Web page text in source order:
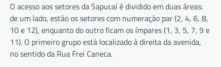
O acesso aos setores da Sapucaí é dividido em duas áreas:
de um lado, estão os setores com numeração par (2, 4, 6, 8,
10 e 12), enquanto do outro ficam os ímpares (1, 3, 5, 7, 9 e
11). O primeiro grupo está localizado à direita da avenida,
no sentido da Rua Frei Caneca.